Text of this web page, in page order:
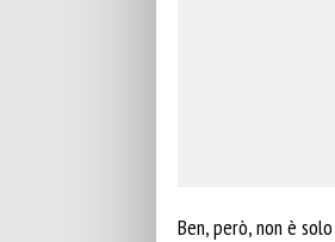
Ben, però, non è